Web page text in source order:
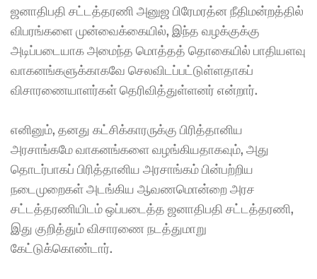
ஜனாதிபதி சட்டத்தரணி அனுஜ பிரேமரத்ன நீதிமன்றத்தில்
விபரங்களை முன்வைக்கையில், இந்த வழக்குக்கு
அடிப்படையாக அமைந்த மொத்தத் தொகையில் பாதியளவு
வாகனங்களுக்காகவே செலவிடப்பட்டுள்ளதாகப்
விசாரணையாளர்கள் தெரிவித்துள்ளனர் என்றார்.
எனினும், தனது கட்சிக்காரருக்கு பிரித்தானிய
அரசாங்கமே வாகனங்களை வழங்கியதாகவும், அது
தொடர்பாகப் பிரித்தானிய அரசாங்கம் பின்பற்றிய
நடைமுறைகள் அடங்கிய ஆவணமொன்றை அரச
சட்டத்தரணியிடம் ஒப்படைத்த ஜனாதிபதி சட்டத்தரணி,
இது குறித்தும் விசாரணை நடத்துமாறு
கேட்டுக்கொண்டார்.